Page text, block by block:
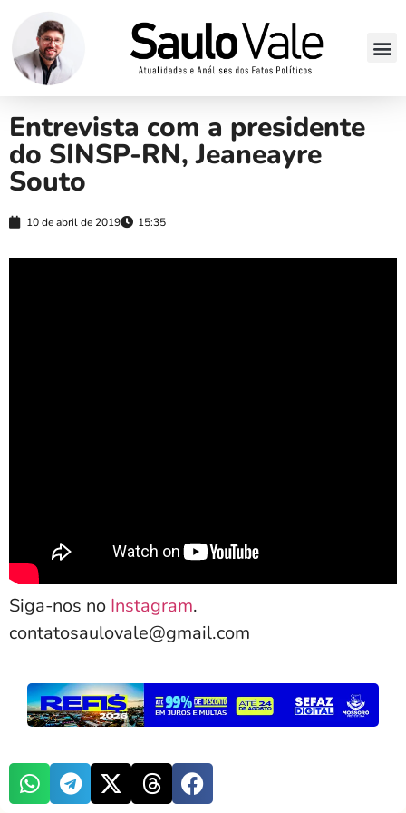
Entrevista com a presidente
do SINSP-RN, Jeaneayre
Souto
10 de abril de 2019 15:35
Siga-nos no Instagram.
contatosaulovale@gmail.com